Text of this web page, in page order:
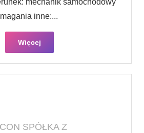
mechanik samochodowy
inne:...
Więcej
SPÓŁKA Z